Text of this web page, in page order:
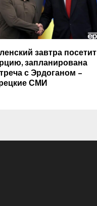
завтра посетит
запланирована
с Эрдоганом –
СМИ